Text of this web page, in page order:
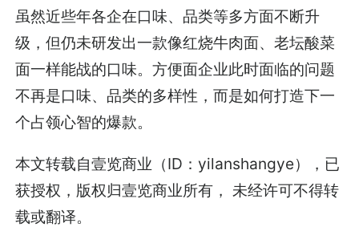
虽然近些年各企在口味、品类等多方面不断升
级，但仍未研发出一款像红烧牛肉面、老坛酸菜
面一样能战的口味。方便面企业此时面临的问题
不再是口味、品类的多样性，而是如何打造下一
个占领心智的爆款。
本文转载自壹览商业（ID：yilanshangye），已
获授权，版权归壹览商业所有， 未经许可不得转
载或翻译。